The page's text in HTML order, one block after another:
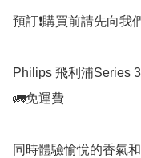
預訂❗️購買前請先向
Philips 飛利浦Series
🚛免運費
同時體驗愉悅的香氣